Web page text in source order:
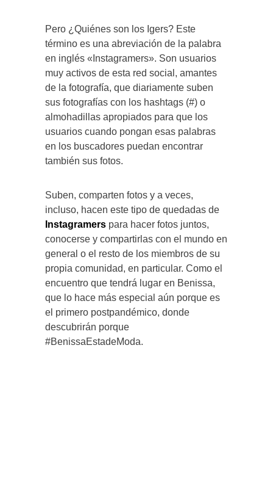
Pero ¿Quiénes son los Igers? Este
término es una abreviación de la palabra
en inglés «Instagramers». Son usuarios
muy activos de esta red social, amantes
de la fotografía, que diariamente suben
sus fotografías con los hashtags (#) o
almohadillas apropiados para que los
usuarios cuando pongan esas palabras
en los buscadores puedan encontrar
también sus fotos.
Suben, comparten fotos y a veces,
incluso, hacen este tipo de quedadas de
Instagramers para hacer fotos juntos,
conocerse y compartirlas con el mundo en
general o el resto de los miembros de su
propia comunidad, en particular. Como el
encuentro que tendrá lugar en Benissa,
que lo hace más especial aún porque es
el primero postpandémico, donde
descubrirán porque
#BenissaEstadeModa.